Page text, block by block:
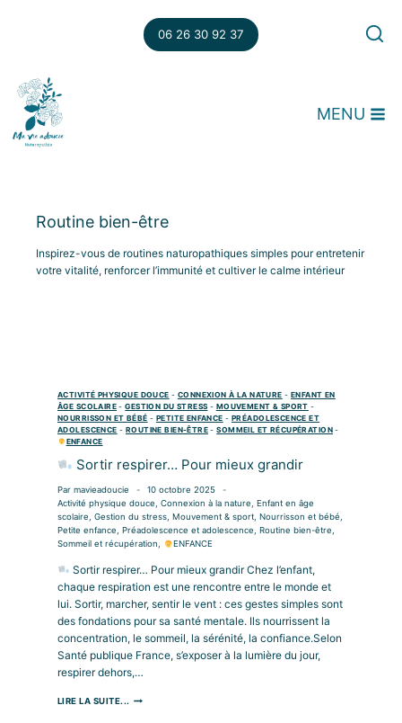
06 26 30 92 37
MENU
Routine bien-être
Inspirez-vous de routines naturopathiques simples pour entretenir
votre vitalité, renforcer l’immunité et cultiver le calme intérieur
ACTIVITÉ PHYSIQUE DOUCE - CONNEXION À LA NATURE -ENFANT EN
ÂGE SCOLAIRE -GESTION DU STRESS - MOUVEMENT & SPORT -
NOURRISSON ET BÉBÉ - PETITE ENFANCE - PRÉADOLESCENCE ET
ADOLESCENCE - ROUTINE BIEN-ÊTRE -SOMMEIL ET RÉCUPÉRATION-
ENFANCE
Sortir respirer… Pour mieux grandir
Par mavieadoucie
10 octobre 2025
Activité physique douce
Connexion à la nature
Enfant en âge
scolaire
Gestion du stress Mouvement & sport Nourrisson et bébé
Petite enfance
Préadolescence et adolescence Routine bien-être
Sommeil et récupération
ENFANCE
Sortir respirer… Pour mieux grandir Chez l’enfant,
chaque respiration est une rencontre entre le monde et
lui. Sortir, marcher, sentir le vent : ces gestes simples sont
des fondations pour sa santé mentale. Ils nourrissent la
concentration, le sommeil, la sérénité, la confiance.Selon
Santé publique France, s’exposer à la lumière du jour,
respirer dehors,…
LIRE LA SUITE...